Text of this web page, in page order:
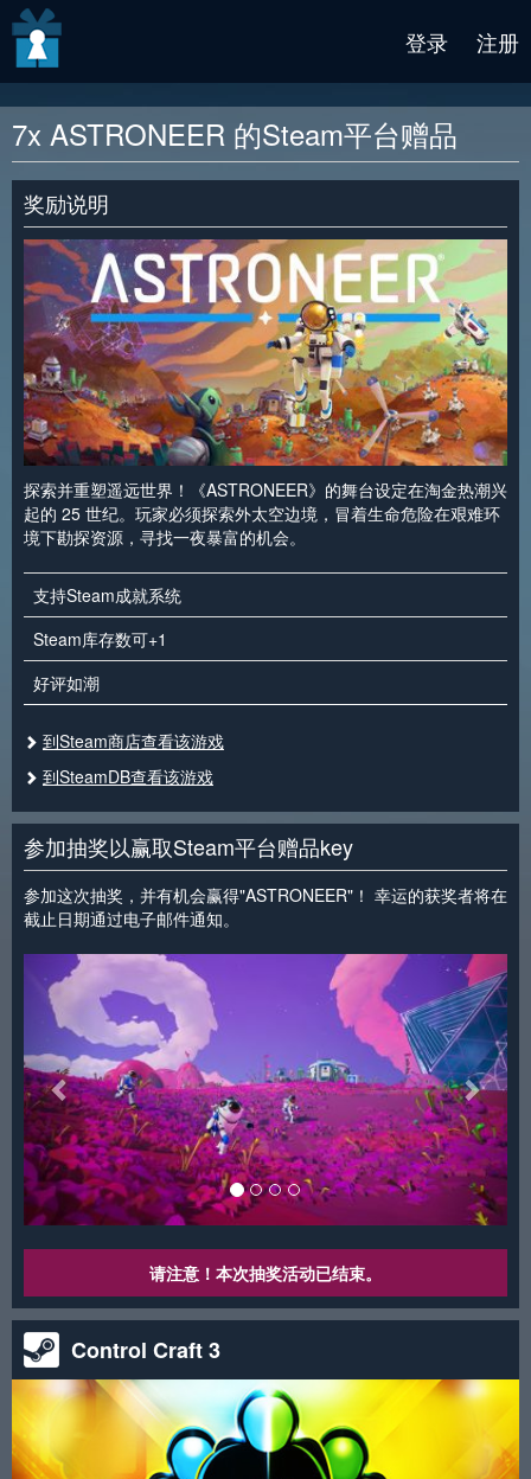
登录 注册
7x ASTRONEER 的Steam平台赠品
奖励说明
探索并重塑遥远世界！《ASTRONEER》的舞台设定在淘金热潮兴
起的 25 世纪。玩家必须探索外太空边境，冒着生命危险在艰难环
境下勘探资源，寻找一夜暴富的机会。
支持Steam成就系统
Steam库存数可+1
好评如潮
到Steam商店查看该游戏
到SteamDB查看该游戏
参加抽奖以赢取Steam平台赠品key
参加这次抽奖，并有机会赢得"ASTRONEER"！ 幸运的获奖者将在
截止日期通过电子邮件通知。
< >
请注意！本次抽奖活动已结束。
Control Craft 3